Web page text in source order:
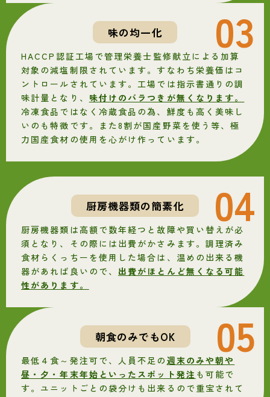
03
味の均一化
HACCP認証工場で管理栄養士監修献立による加算
対象の減塩制限されています。すなわち栄養価はコ
ントロールされています。工場では指示書通りの調
味計量となり、 味付けのバラつきが無くなります。
冷凍食品ではなく冷蔵食品の為、鮮度も高く美味し
いのも特徴です。また8割が国産野菜を使う等、極
力国産食材の使用を心がけ作っています。
04
厨房機器類の簡素化
厨房機器類は高額で数年経つと故障や買い替えが必
須となり、その際には出費がかさみます。調理済み
食材らくっちーを使用した場合は、温めの出来る機
器があれば良いので、 出費がほとんど無くなる可能
性があります。
05
朝食のみでもOK
最低４食～発注可で、人員不足の 週末のみや朝や
昼・夕・年末年始といったスポット発注 も可能で
す。ユニットごとの袋分けも出来るので重宝されて